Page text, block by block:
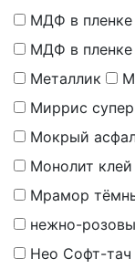
МДФ в пленке
МДФ в пленке
Металлик
Миррис
Мокрый
Монолит клей
Мрамор
нежно-
Нео Софт-тач